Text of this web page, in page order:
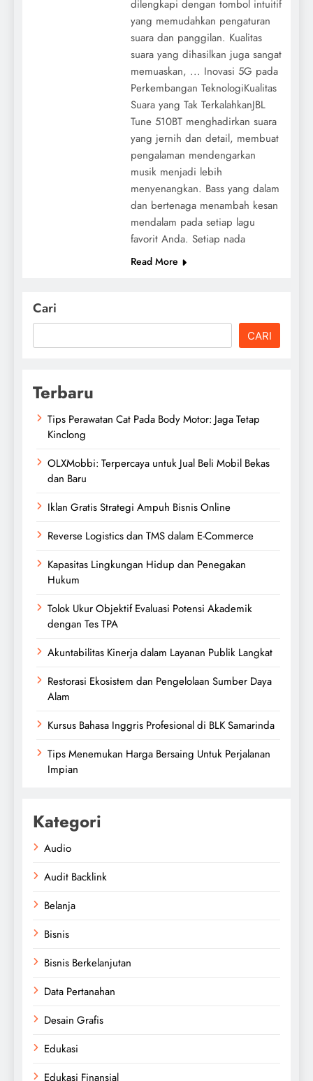
dilengkapi dengan tombol intuitif
yang memudahkan pengaturan
suara dan panggilan. Kualitas
suara yang dihasilkan juga sangat
memuaskan, ... Inovasi 5G pada
Perkembangan TeknologiKualitas
Suara yang Tak TerkalahkanJBL
Tune 510BT menghadirkan suara
yang jernih dan detail, membuat
pengalaman mendengarkan
musik menjadi lebih
menyenangkan. Bass yang dalam
dan bertenaga menambah kesan
mendalam pada setiap lagu
favorit Anda. Setiap nada
Read More
Cari
CARI
Terbaru
Tips Perawatan Cat Pada Body Motor: Jaga Tetap
Kinclong
OLXMobbi: Terpercaya untuk Jual Beli Mobil Bekas
dan Baru
Iklan Gratis Strategi Ampuh Bisnis Online
Reverse Logistics dan TMS dalam E-Commerce
Kapasitas Lingkungan Hidup dan Penegakan
Hukum
Tolok Ukur Objektif Evaluasi Potensi Akademik
dengan Tes TPA
Akuntabilitas Kinerja dalam Layanan Publik Langkat
Restorasi Ekosistem dan Pengelolaan Sumber Daya
Alam
Kursus Bahasa Inggris Profesional di BLK Samarinda
Tips Menemukan Harga Bersaing Untuk Perjalanan
Impian
Kategori
Audio
Audit Backlink
Belanja
Bisnis
Bisnis Berkelanjutan
Data Pertanahan
Desain Grafis
Edukasi
Edukasi Finansial